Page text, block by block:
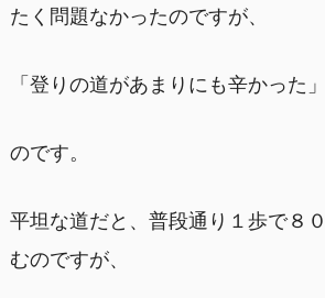
たく問題なかったのですが、
「登りの道があまりにも辛かった」
のです。
平坦な道だと、普段通り１歩で８
むのですが、